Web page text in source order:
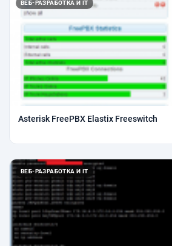
ВЕБ-РАЗРАБОТКА И IT
Asterisk FreePBX Elastix Freeswitch
ВЕБ-РАЗРАБОТКА И IT